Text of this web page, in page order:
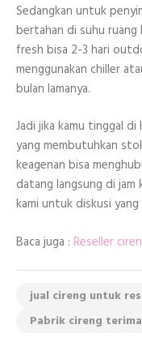
Sedangkan untuk
bertahan di suhu ruang
fresh bisa 2-3 hari
menggunakan chiller
bulan lamanya.
Jadi jika kamu tinggal
yang membutuhkan
keagenan bisa
datang langsung di
kami untuk diskusi
Baca juga : Reseller
jual cireng untuk
Pabrik cireng